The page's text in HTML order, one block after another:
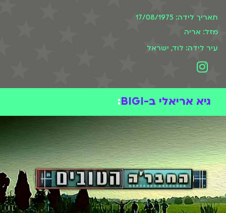
תאריך לידה: 17/08/1975
מזל: אריה
עיר לידה: לוד, ישראל
גיא אריאלי ב-BIGI :